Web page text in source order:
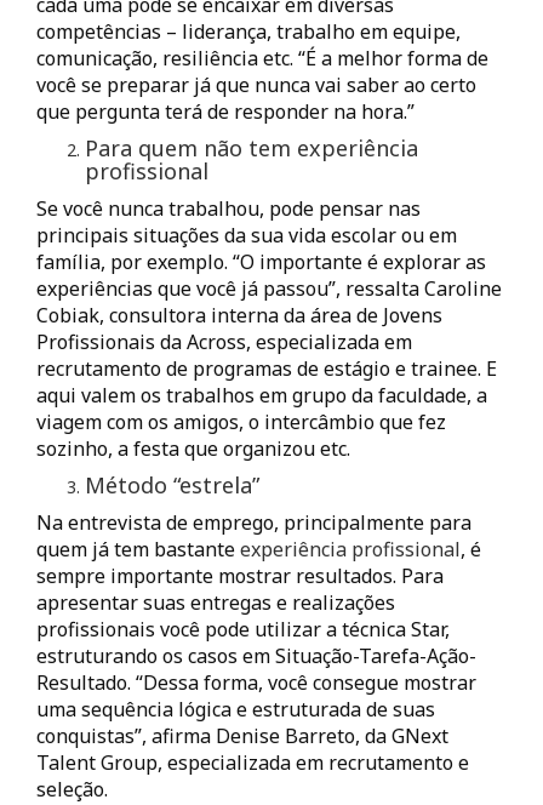
competências – liderança, trabalho em equipe,
comunicação, resiliência etc. “É a melhor forma de
você se preparar já que nunca vai saber ao certo
que pergunta terá de responder na hora.”
Para quem não tem experiência
profissional
Se você nunca trabalhou, pode pensar nas
principais situações da sua vida escolar ou em
família, por exemplo. “O importante é explorar as
experiências que você já passou”, ressalta Caroline
Cobiak, consultora interna da área de Jovens
Profissionais da Across, especializada em
recrutamento de programas de estágio e trainee. E
aqui valem os trabalhos em grupo da faculdade, a
viagem com os amigos, o intercâmbio que fez
sozinho, a festa que organizou etc.
Método “estrela”
Na entrevista de emprego, principalmente para
quem já tem bastanteexperiência profissional, é
sempre importante mostrar resultados. Para
apresentar suas entregas e realizações
profissionais você pode utilizar a técnica Star,
estruturando os casos em Situação-Tarefa-Ação-
Resultado. “Dessa forma, você consegue mostrar
uma sequência lógica e estruturada de suas
conquistas”, afirma Denise Barreto, da GNext
Talent Group, especializada em recrutamento e
seleção.